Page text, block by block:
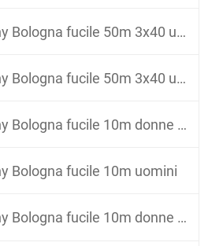
fucile 50m 3x40 uomini qualifica
fucile 50m 3x40 uomini finale
fucile 10m donne qualifica
Bologna fucile 10m uomini
fucile 10m donne finale